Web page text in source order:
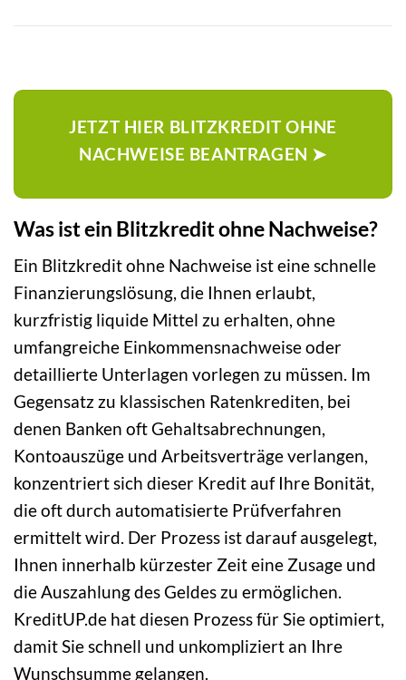
JETZT HIER BLITZKREDIT OHNE
NACHWEISE BEANTRAGEN ➤
Was ist ein Blitzkredit ohne Nachweise?
Ein Blitzkredit ohne Nachweise ist eine schnelle
Finanzierungslösung, die Ihnen erlaubt,
kurzfristig liquide Mittel zu erhalten, ohne
umfangreiche Einkommensnachweise oder
detaillierte Unterlagen vorlegen zu müssen. Im
Gegensatz zu klassischen Ratenkrediten, bei
denen Banken oft Gehaltsabrechnungen,
Kontoauszüge und Arbeitsverträge verlangen,
konzentriert sich dieser Kredit auf Ihre Bonität,
die oft durch automatisierte Prüfverfahren
ermittelt wird. Der Prozess ist darauf ausgelegt,
Ihnen innerhalb kürzester Zeit eine Zusage und
die Auszahlung des Geldes zu ermöglichen.
KreditUP.de hat diesen Prozess für Sie optimiert,
damit Sie schnell und unkompliziert an Ihre
Wunschsumme gelangen.